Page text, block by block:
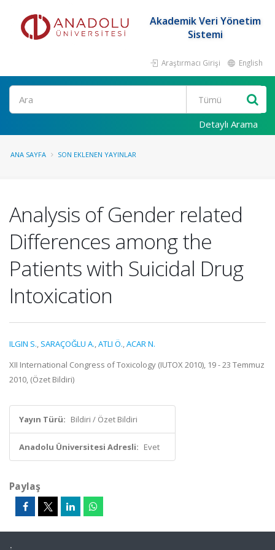
Akademik Veri Yönetim
Sistemi
Araştırmacı Girişi English
Ara
Detaylı Arama
ANA SAYFA SON EKLENEN YAYINLAR
Analysis of Gender related
Differences among the
Patients with Suicidal Drug
Intoxication
ILGIN S., SARAÇOĞLU A.,ATLI Ö.,ACAR N.
XII International Congress of Toxicology (IUTOX 2010), 19 - 23 Temmuz
2010, (Özet Bildiri)
Yayın Türü: Bildiri / Özet Bildiri
Anadolu Üniversitesi Adresli: Evet
Paylaş